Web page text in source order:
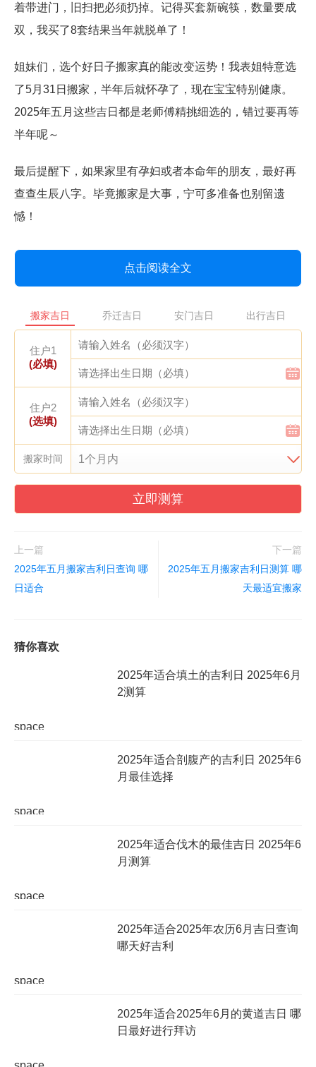
着带进门，旧扫把必须扔掉。记得买套新碗筷，数量要成
双，我买了8套结果当年就脱单了！
姐妹们，选个好日子搬家真的能改变运势！我表姐特意选
了5月31日搬家，半年后就怀孕了，现在宝宝特别健康。
2025年五月这些吉日都是老师傅精挑细选的，错过要再等
半年呢～
最后提醒下，如果家里有孕妇或者本命年的朋友，最好再
查查生辰八字。毕竟搬家是大事，宁可多准备也别留遗
憾！
点击阅读全文
搬家吉日 乔迁吉日 安门吉日 出行吉日
住户1
(必填)
住户2
(选填)
搬家时间
立即测算
上一篇
2025年五月搬家吉利日查询 哪
日适合
下一篇
2025年五月搬家吉利日测算 哪
天最适宜搬家
猜你喜欢
space
2025年适合填土的吉利日 2025年6月
2测算
space
2025年适合剖腹产的吉利日 2025年6
月最佳选择
space
2025年适合伐木的最佳吉日 2025年6
月测算
space
2025年适合2025年农历6月吉日查询
哪天好吉利
2025年适合2025年6月的黄道吉日 哪
日最好进行拜访